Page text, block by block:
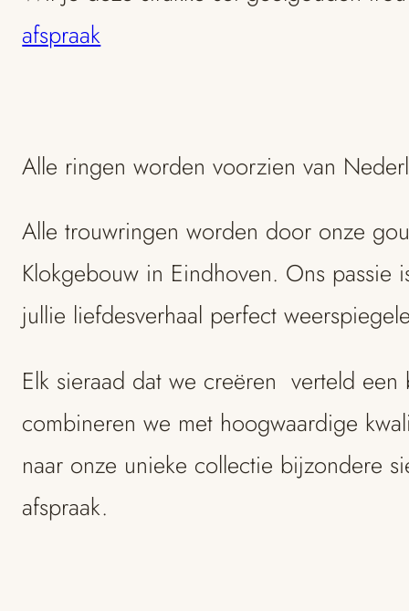
afspraak
Alle ringen worden voorzien van
Alle trouwringen worden door onze
Klokgebouw in Eindhoven. Ons
jullie liefdesverhaal perfect
Elk sieraad dat we creëren verteld
combineren we met hoogwaardige
naar onze unieke collectie bijzondere
afspraak.